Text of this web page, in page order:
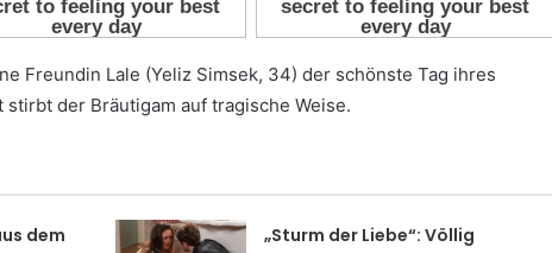
Freundin Lale (Yeliz Simsek, 34) der schönste Tag ihres
der Bräutigam auf tragische Weise.
dem
„Sturm der Liebe“: Völlig